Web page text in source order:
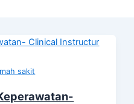
sakit